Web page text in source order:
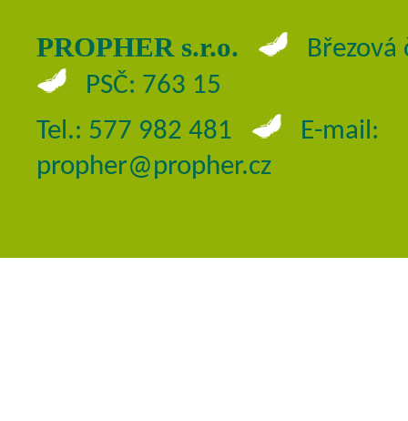
PROPHER s.r.o.
PSČ: 763 15
Tel.: 577 982 481
E-mail:
propher@propher.cz